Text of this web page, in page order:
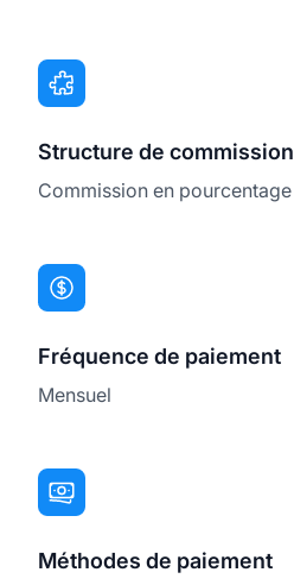
Structure de commission
Commission en pourcentage
Fréquence de paiement
Mensuel
Méthodes de paiement